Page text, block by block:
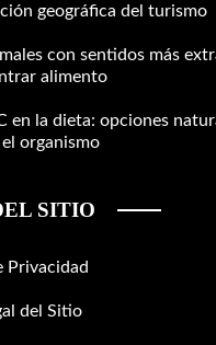
geográfica del turismo
con sentidos más
alimento
en la dieta: opciones
organismo
SITIO
Privacidad
del Sitio